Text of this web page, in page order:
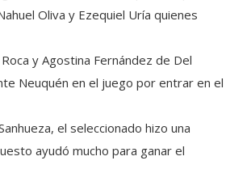
Oliva y Ezequiel Uría quienes
y Agostina Fernández de Del
Neuquén en el juego por entrar en el
el seleccionado hizo una
ayudó mucho para ganar el